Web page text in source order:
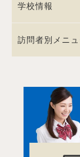
学校情報
訪問者別メニュ